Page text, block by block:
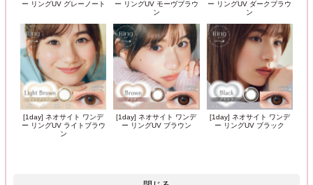
ー リングUV グレーノート
ー リングUV モーヴブラウ
ン
ー リングUV ダークブラウ
ン
[1day] ネオサイト ワンデ
ー リングUV ライトブラウ
ン
[1day] ネオサイト ワンデ
ー リングUV ブラウン
[1day] ネオサイト ワンデ
ー リングUV ブラック